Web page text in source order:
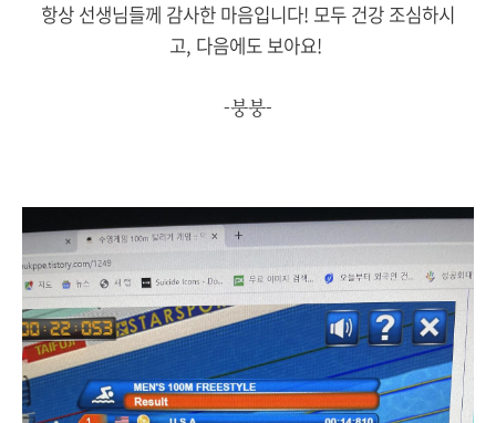
항상 선생님들께 감사한 마음입니다! 모두 건강 조심하시
고, 다음에도 보아요!
-붕붕-